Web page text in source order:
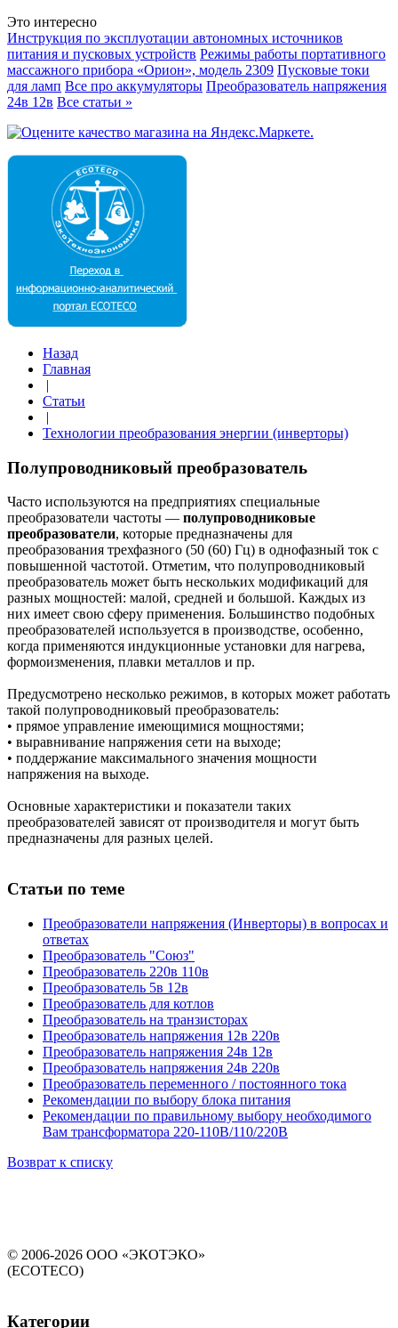
Это интересно
Инструкция по эксплуотации автономных источников
питания и пусковых устройств Режимы работы портативного
массажного прибора «Орион», модель 2309 Пусковые токи
для ламп Все про аккумуляторы Преобразователь напряжения
24в 12в Все статьи »
Назад
Главная
|
Статьи
|
Технологии преобразования энергии (инверторы)
Полупроводниковый преобразователь
Часто используются на предприятиях специальные
преобразователи частоты — полупроводниковые
преобразователи, которые предназначены для
преобразования трехфазного (50 (60) Гц) в однофазный ток с
повышенной частотой. Отметим, что полупроводниковый
преобразователь может быть нескольких модификаций для
разных мощностей: малой, средней и большой. Каждых из
них имеет свою сферу применения. Большинство подобных
преобразователей используется в производстве, особенно,
когда применяются индукционные установки для нагрева,
формоизменения, плавки металлов и пр.
Предусмотрено несколько режимов, в которых может работать
такой полупроводниковый преобразователь:
• прямое управление имеющимися мощностями;
• выравнивание напряжения сети на выходе;
• поддержание максимального значения мощности
напряжения на выходе.
Основные характеристики и показатели таких
преобразователей зависят от производителя и могут быть
предназначены для разных целей.
Статьи по теме
Преобразователи напряжения (Инверторы) в вопросах и
ответах
Преобразователь "Союз"
Преобразователь 220в 110в
Преобразователь 5в 12в
Преобразователь для котлов
Преобразователь на транзисторах
Преобразователь напряжения 12в 220в
Преобразователь напряжения 24в 12в
Преобразователь напряжения 24в 220в
Преобразователь переменного / постоянного тока
Рекомендации по выбору блока питания
Рекомендации по правильному выбору необходимого
Вам трансформатора 220-110В/110/220В
Возврат к списку
© 2006-2026 ООО «ЭКОТЭКО»
(ECOTECO)
Категории